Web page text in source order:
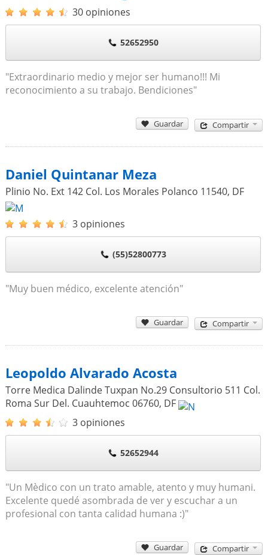
30 opiniones
52652950
"Extraordinario medio y mejor ser humano!!! Mi
reconocimiento a su trabajo. Bendiciones"
Guardar Compartir
Daniel Quintanar Meza
Plinio No. Ext 142 Col. Los Morales Polanco 11540, DF
3 opiniones
(55)52800773
"Muy buen médico, excelente atención"
Guardar Compartir
Leopoldo Alvarado Acosta
Torre Medica Dalinde Tuxpan No.29 Consultorio 511 Col.
Roma Sur Del. Cuauhtemoc 06760, DF
3 opiniones
52652944
"Un Mèdico con un trato amable, atento y muy humani.
Excelente quedé asombrada de ver y escuchar a un
profesional con tanta calidad humana :)"
Guardar Compartir